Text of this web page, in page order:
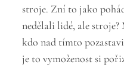
stroje. Zní to jako
nedělali lidé, ale stroje?
kdo nad tímto
je to vymoženost si